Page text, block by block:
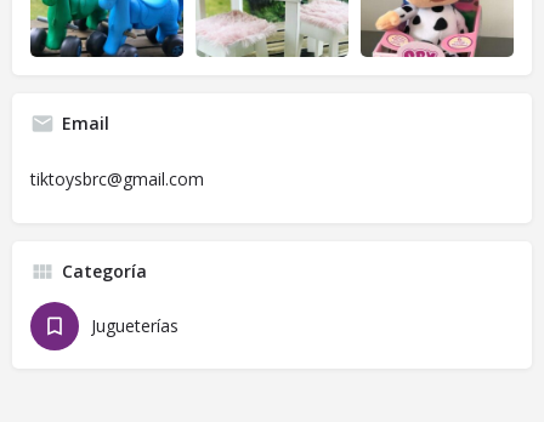
Email
tiktoysbrc@gmail.com
Categoría
Jugueterías